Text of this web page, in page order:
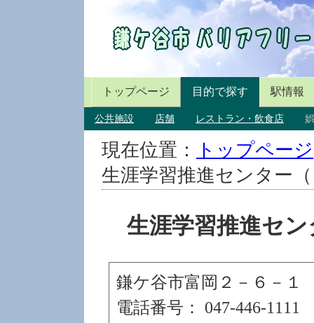
トップページ 目的で探す 駅情報
公共施設 店舗 レストラン・飲食店
現在位置： トップページ
生涯学習推進センター
生涯学習推進セ
鎌ケ谷市富岡２－６－１
電話番号： 047-446-